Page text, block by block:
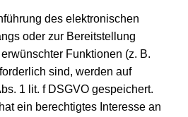
des elektronischen
oder zur Bereitstellung
Funktionen (z. B.
sind, werden auf
1 lit. f DSGVO gespeichert.
ein berechtigtes Interesse an